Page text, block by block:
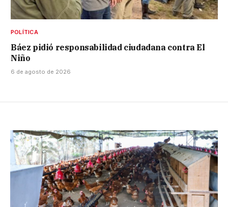
POLÍTICA
Báez pidió responsabilidad ciudadana contra El
Niño
6 de agosto de 2026